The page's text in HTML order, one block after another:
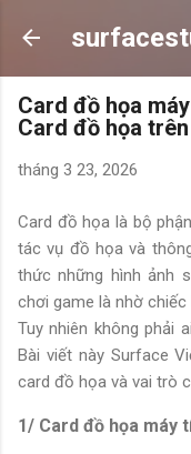
Card đồ họa
Card đồ họa
tháng 3 23, 2026
Card đồ họa là bộ
tác vụ đồ họa và
thức những hình ảnh
chơi game là nhờ
Tuy nhiên không phải
Bài viết này Surface
card đồ họa và vai trò
1/ Card đồ họa máy